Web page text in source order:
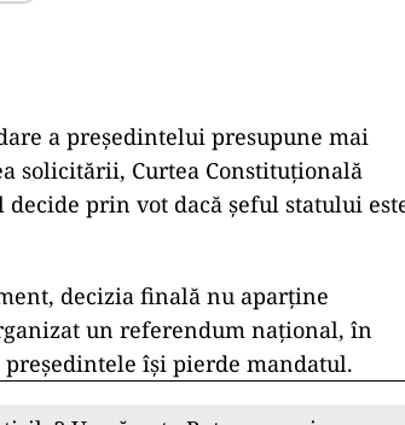
a președintelui presupune mai
solicitării, Curtea Constituțională
prin vot dacă șeful statului
decizia finală nu aparține
un referendum național, în
își pierde mandatul.